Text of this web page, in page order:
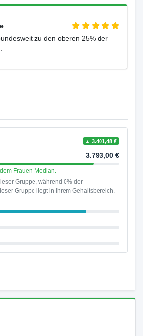
zu den oberen 25% der
▲ 3.401,48 €
3.793,00 €
Frauen-Median.
Gruppe, während 0% der
Gruppe liegt in Ihrem Gehaltsbereich.